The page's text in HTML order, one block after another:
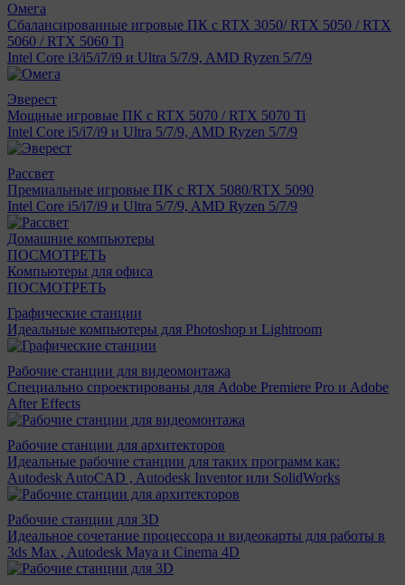
Омега
Сбалансированные игровые ПК с RTX 3050/ RTX 5050 / RTX
5060 / RTX 5060 Ti
Intel Core i3/i5/i7/i9 и Ultra 5/7/9, AMD Ryzen 5/7/9
Эверест
Мощные игровые ПК с RTX 5070 / RTX 5070 Ti
Intel Core i5/i7/i9 и Ultra 5/7/9, AMD Ryzen 5/7/9
Рассвет
Премиальные игровые ПК с RTX 5080/RTX 5090
Intel Core i5/i7/i9 и Ultra 5/7/9, AMD Ryzen 5/7/9
Домашние компьютеры
ПОСМОТРЕТЬ
Компьютеры для офиса
ПОСМОТРЕТЬ
Графические станции
Идеальные компьютеры для Photoshop и Lightroom
Рабочие станции для видеомонтажа
Специально спроектированы для Adobe Premiere Pro и Adobe
After Effects
Рабочие станции для архитекторов
Идеальные рабочие станции для таких программ как:
Autodesk AutoCAD , Autodesk Inventor или SolidWorks
Рабочие станции для 3D
Идеальное сочетание процессора и видеокарты для работы в
3ds Max , Autodesk Maya и Cinema 4D